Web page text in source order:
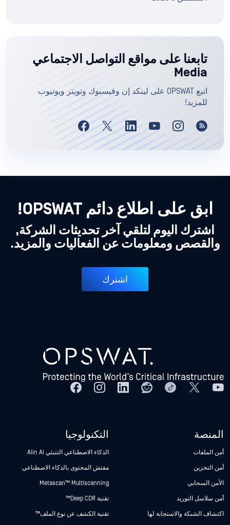
تابعنا على مواقع التواصل الاجتماعي
Media
اتبع OPSWAT على لينكد إن وفيسبوك وتويتر ويوتيوب
للمزيد!
ابق على اطلاع دائم OPSWAT!
اشترك اليوم لتلقي آخر تحديثات الشركة,
والقصص ومعلومات عن الفعاليات والمزيد.
اشترك
المنصة
أمن الملفات
أمن التخزين
الأمن السحابي
أمن سلاسل التوريد
اكتشاف الشبكة والاستجابة لها
التكنولوجيا
الذكاء الاصطناعي التنبئي Alin AI
مفتش المحتوى بالذكاء الاصطناعي
Metascan™ Multiscanning
تقنية Deep CDR™
تقنية الكشف عن نوع الملف™